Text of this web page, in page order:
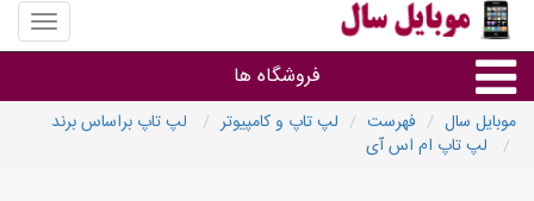
منوی
سایت
سال
فروشگاه ها
موبایل سال فهرست لپ تاپ و کامپیوتر
لپ تاپ براساس برند
لپ تاپ ام اس آی